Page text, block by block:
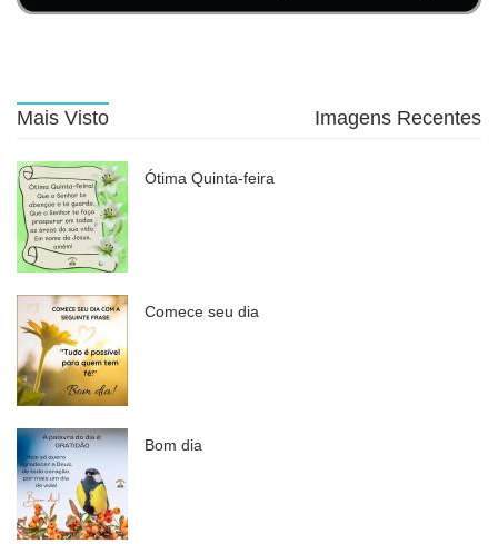
Mais Visto Imagens Recentes
Ótima Quinta-feira
Comece seu dia
Bom dia